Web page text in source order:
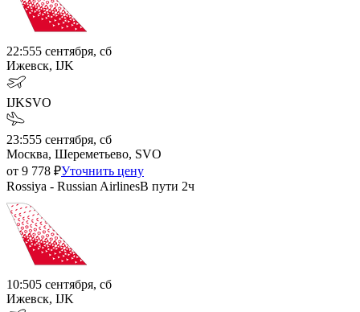
22:555 сентября, сб
Ижевск, IJK
IJKSVO
23:555 сентября, сб
Москва, Шереметьево, SVO
от 9 778 ₽Уточнить цену
Rossiya - Russian AirlinesВ пути 2ч
10:505 сентября, сб
Ижевск, IJK